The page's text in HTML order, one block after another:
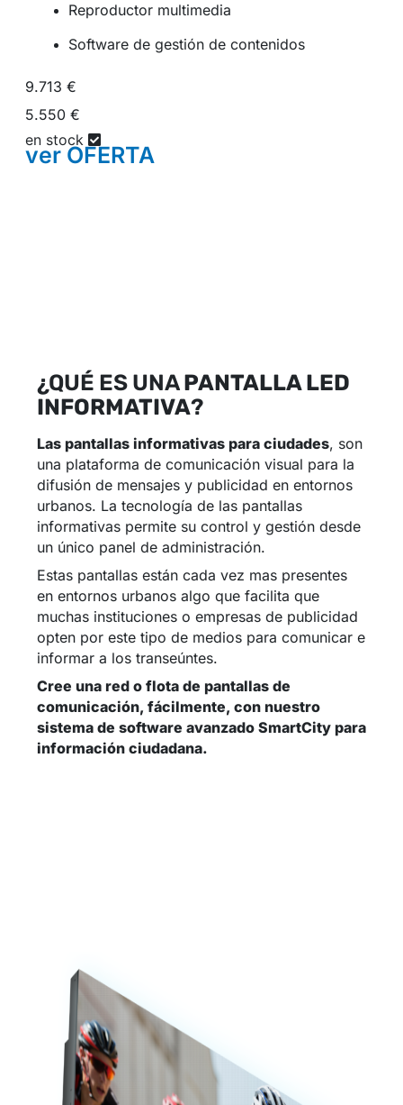
Reproductor multimedia
Software de gestión de contenidos
9.713 €
5.550 €
en stock
verOFERTA
¿QUÉ ES UNAPANTALLA LED
INFORMATIVA?
Las pantallas informativas para ciudades, son
una plataforma de comunicación visual para la
difusión de mensajes y publicidad en entornos
urbanos. La tecnología de las pantallas
informativas permite su control y gestión desde
un único panel de administración.
Estas pantallas están cada vez mas presentes
en entornos urbanos algo que facilita que
muchas instituciones o empresas de publicidad
opten por este tipo de medios para comunicar e
informar a los transeúntes.
Cree una red o flota de pantallas de
comunicación, fácilmente, con nuestro
sistema de software avanzado SmartCity para
información ciudadana.